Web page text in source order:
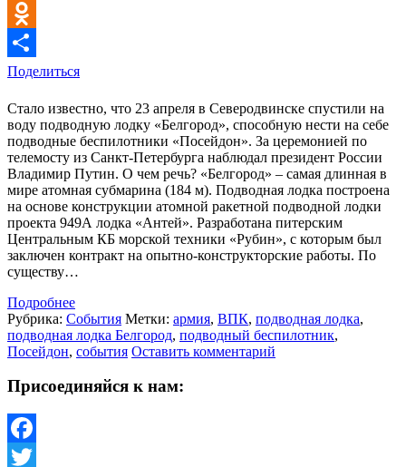
Twitter
Odnoklassniki
Поделиться
Стало известно, что 23 апреля в Северодвинске спустили на
воду подводную лодку «Белгород», способную нести на себе
подводные беспилотники «Посейдон». За церемонией по
телемосту из Санкт-Петербурга наблюдал президент России
Владимир Путин. О чем речь? «Белгород» – самая длинная в
мире атомная субмарина (184 м). Подводная лодка построена
на основе конструкции атомной ракетной подводной лодки
проекта 949А лодка «Антей». Разработана питерским
Центральным КБ морской техники «Рубин», с которым был
заключен контракт на опытно-конструкторские работы. По
существу…
Подробнее
Рубрика: События Метки: армия, ВПК, подводная лодка,
подводная лодка Белгород, подводный беспилотник,
Посейдон, события Оставить комментарий
Присоединяйся к нам:
Facebook